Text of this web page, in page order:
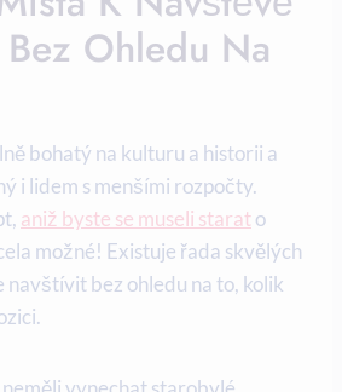
Ohledu Na
bohatý na kulturu a historii a
i lidem s menšími rozpočty.
aniž byste se museli starato
možné! Existuje řada skvělých
navštívit bez ohledu na to, kolik